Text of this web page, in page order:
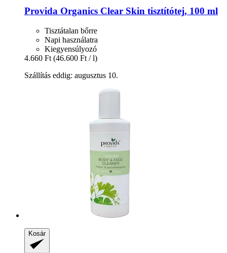
Provida Organics Clear Skin tisztítótej, 100 ml
Tisztátalan bőrre
Napi használatra
Kiegyensúlyozó
4.660 Ft (46.600 Ft / l)
Szállítás eddig: augusztus 10.
Kosár